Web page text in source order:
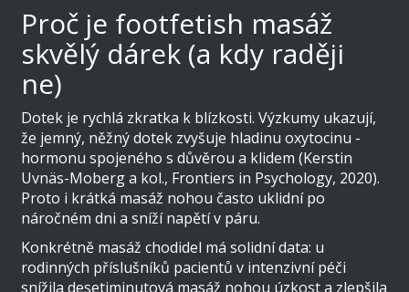
Proč je footfetish masáž
skvělý dárek (a kdy raději
ne)
Dotek je rychlá zkratka k blízkosti. Výzkumy ukazují,
že jemný, něžný dotek zvyšuje hladinu oxytocinu -
hormonu spojeného s důvěrou a klidem (Kerstin
Uvnäs-Moberg a kol., Frontiers in Psychology, 2020).
Proto i krátká masáž nohou často uklidní po
náročném dni a sníží napětí v páru.
Konkrétně masáž chodidel má solidní data: u
rodinných příslušníků pacientů v intenzivní péči
snížila desetiminutová masáž nohou úzkost a zlepšila